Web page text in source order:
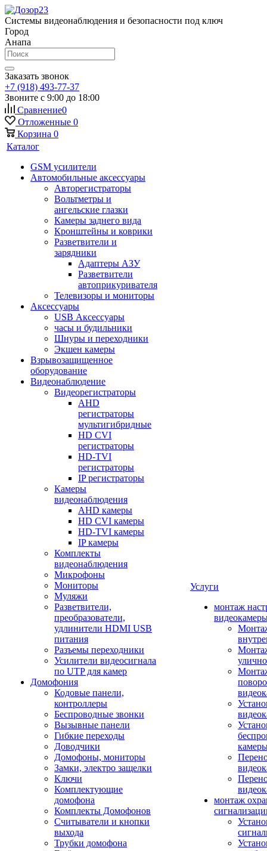
Системы видеонаблюдения и безопасности под ключ
Город
Анапа
Заказать звонок
+7 (918) 493-77-37
Звоните с 9:00 до 18:00
Сравнение0
Отложенные 0
Корзина 0
Каталог
GSM усилители
Автомобильные аксессуары
Авторегистраторы
Вольтметры и
ангельские глазки
Камеры заднего вида
Кронштейны и коврики
Разветвители и
зарядники
Адаптеры АЗУ
Разветвители
автоприкуривателя
Телевизоры и мониторы
Аксессуары
USB Аксессуары
часы и будильники
Шнуры и переходники
Экшен камеры
Взрывозащищенное
оборудование
Видеонаблюдение
Видеорегистраторы
AHD
регистраторы
мультигибридные
HD CVI
регистраторы
HD-TVI
регистраторы
IP регистраторы
Камеры
видеонаблюдения
AHD камеры
HD CVI камеры
HD-TVI камеры
IP камеры
Комплекты
видеонаблюдения
Микрофоны
Мониторы
Муляжи
Разветвители,
преобразователи,
удлинители HDMI USB
питания
Разъемы переходники
Усилители видеосигнала
по UTP для камер
Домофония
Кодовые панели,
контроллеры
Беспроводные звонки
Вызывные панели
Гибкие переходы
Доводчики
Домофоны, мониторы
Замки, электро защелки
Ключи
Комплектующие
домофона
Комплекты Домофонов
Считыватели и кнопки
выхода
Трубки домофона
Услуги
монтаж
монтаж